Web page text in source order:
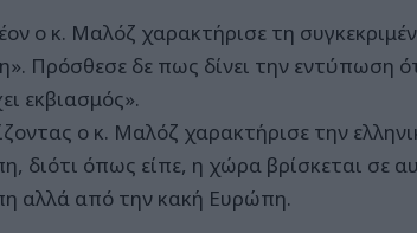
ο κ. Μαλόζ χαρακτήρισε τη
Πρόσθεσε δε πως δίνει την εντύπωση
εκβιασμός».
ο κ. Μαλόζ χαρακτήρισε την
διότι όπως είπε, η χώρα βρίσκεται σε
αλλά από την κακή Ευρώπη.